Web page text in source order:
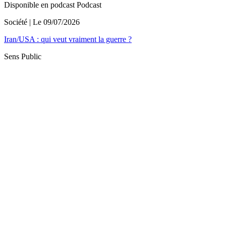
Disponible en podcast Podcast
Société | Le 09/07/2026
Iran/USA : qui veut vraiment la guerre ?
Sens Public